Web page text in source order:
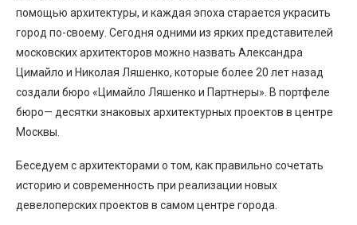
помощью архитектуры, и каждая эпоха старается украсить
город по-своему. Сегодня одними из ярких представителей
московских архитекторов можно назвать Александра
Цимайло и Николая Ляшенко, которые более 20 лет назад
создали бюро «Цимайло Ляшенко и Партнеры». В портфеле
бюро— десятки знаковых архитектурных проектов в центре
Москвы.
Беседуем с архитекторами о том, как правильно сочетать
историю и современность при реализации новых
девелоперских проектов в самом центре города.